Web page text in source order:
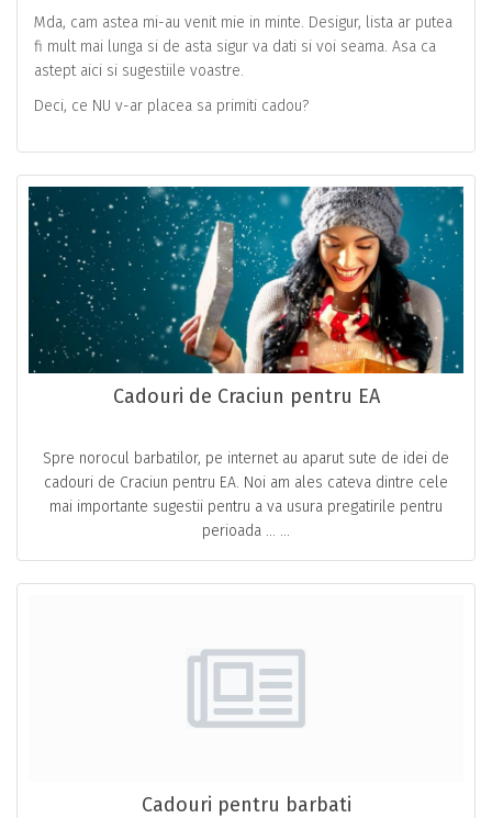
Mda, cam astea mi-au venit mie in minte. Desigur, lista ar putea
fi mult mai lunga si de asta sigur va dati si voi seama. Asa ca
astept aici si sugestiile voastre.
Deci, ce NU v-ar placea sa primiti cadou?
Cadouri de Craciun pentru EA
Spre norocul barbatilor, pe internet au aparut sute de idei de
cadouri de Craciun pentru EA. Noi am ales cateva dintre cele
mai importante sugestii pentru a va usura pregatirile pentru
perioada … ...
Cadouri pentru barbati